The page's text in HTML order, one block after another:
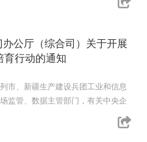
公厅（综合司）关于开展
育行动的通知
市、新疆生产建设兵团工业和信息
监管、数据主管部门，有关中央企